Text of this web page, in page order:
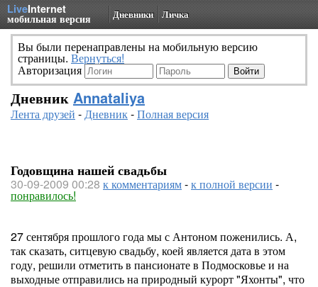
LiveInternet
мобильная версия Дневники Личка
Вы были перенаправлены на мобильную версию
страницы. Вернуться!
Авторизация
Дневник Annataliya
Лента друзей -Дневник-Полная версия
Годовщина нашей свадьбы
30-09-2009 00:28 к комментариям-к полной версии -
понравилось!
27 сентября прошлого года мы с Антоном поженились. А,
так сказать, ситцевую свадьбу, коей является дата в этом
году, решили отметить в пансионате в Подмосковье и на
выходные отправились на природный курорт "Яхонты", что